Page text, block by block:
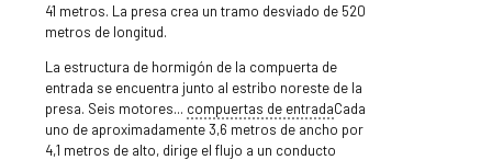
41 metros. La presa crea un tramo desviado de 520
metros de longitud.
La estructura de hormigón de la compuerta de
entrada se encuentra junto al estribo noreste de la
presa. Seis motores... compuertas de entradaCada
uno de aproximadamente 3,6 metros de ancho por
4,1 metros de alto, dirige el flujo a un conducto